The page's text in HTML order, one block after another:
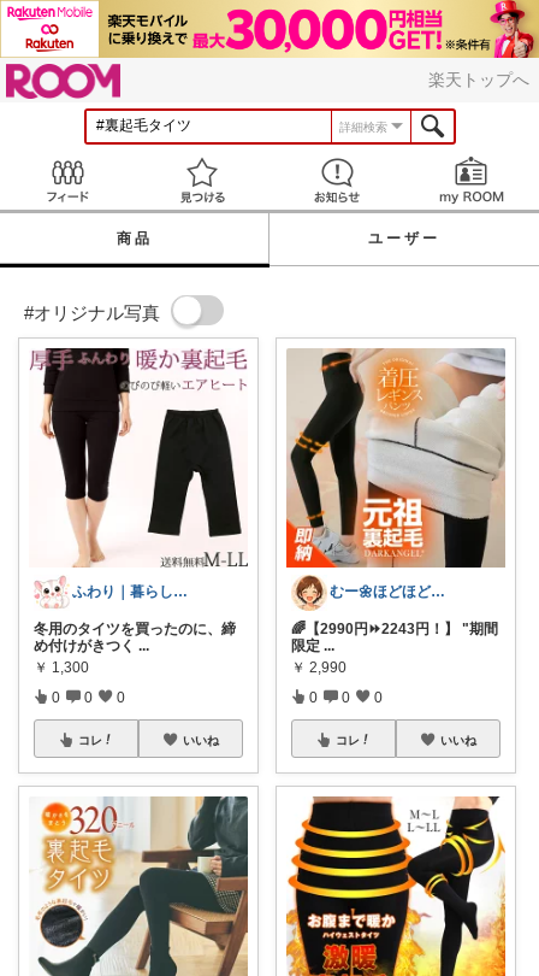
楽天トップへ
詳細検索
見つける お知らせ
商品 ユーザー
#オリジナル写真
ふわり｜暮らしの負担をかるくする日用品
冬用のタイツを買ったのに、締
め付けがきつく ...
￥ 1,300
0 0 0
コレ いいね
むー🌼ほどほど生活🌼
🌈【2990円⏩2243円！】 "期間
限定 ...
￥ 2,990
0 0 0
コレ いいね